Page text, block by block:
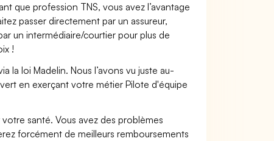
que profession TNS, vous avez l’avantage
passer directement par un assureur,
un intermédiaire/courtier pour plus de
!
la loi Madelin. Nous l’avons vu juste au-
en exerçant votre métier Pilote d'équipe
santé. Vous avez des problèmes
forcément de meilleurs remboursements